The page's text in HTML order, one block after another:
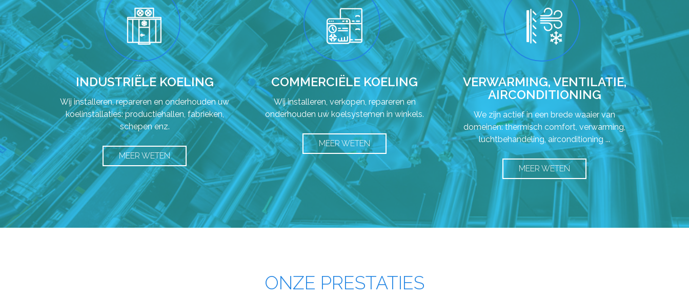
INDUSTRIËLE KOELING
Wij installeren, repareren en onderhouden uw
koelinstallaties: productiehallen, fabrieken,
schepen enz.
MEER WETEN
COMMERCIËLE KOELING
Wij installeren, verkopen, repareren en
onderhouden uw koelsystemen in winkels.
MEER WETEN
VERWARMING, VENTILATIE,
AIRCONDITIONING
We zijn actief in een brede waaier van
domeinen: thermisch comfort, verwarming,
luchtbehandeling, airconditioning ...
MEER WETEN
ONZE PRESTATIES